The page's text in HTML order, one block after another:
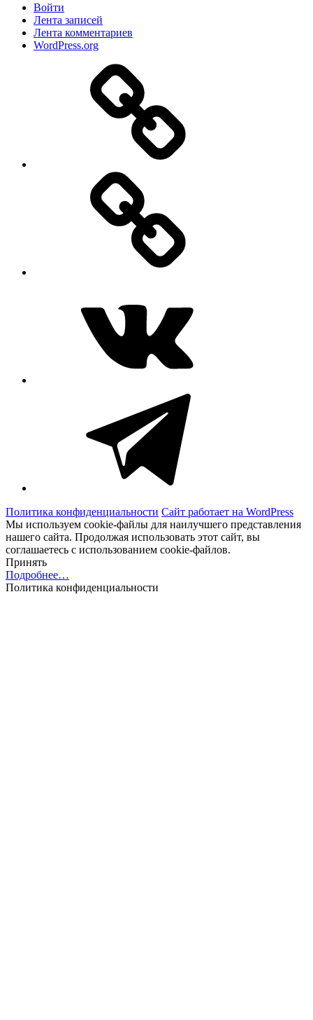
Войти
Лента записей
Лента комментариев
WordPress.org
Политика конфиденциальности Сайт работает на WordPress
Мы используем cookie-файлы для наилучшего представления
нашего сайта. Продолжая использовать этот сайт, вы
соглашаетесь с использованием cookie-файлов.
Принять
Подробнее…
Политика конфиденциальности